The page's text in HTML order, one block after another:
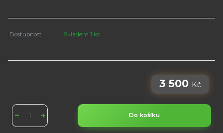
Dostupnost Skladem 1 ks
3 500 Kč
Do košíku